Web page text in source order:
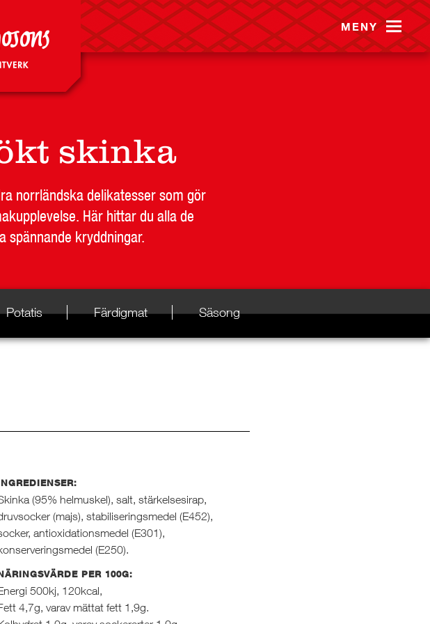
MENY
skinka
norrländska delikatesser som gör
Här hittar du alla de
spännande kryddningar.
Potatis Färdigmat Säsong
(95% helmuskel), salt, stärkelsesirap,
(majs), stabiliseringsmedel (E452),
antioxidationsmedel (E301),
(E250).
PER 100G:
500kj, 120kcal,
4,7g, varav mättat fett 1,9g.